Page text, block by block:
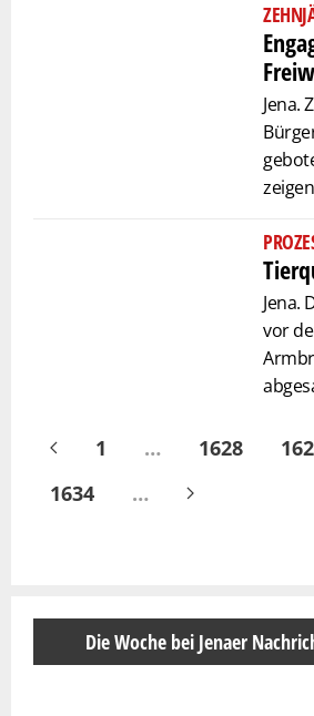
Jena.
Jena.
vor
1 … 1628
1634
…
Die Woche bei Jenaer